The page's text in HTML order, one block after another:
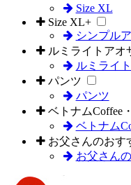
Size XL
Size XL+
シンプル
ルミライトアオ
ルミライ
パンツ
パンツ
ベトナムCoffee
ベトナム
お父さんのおす
お父さん